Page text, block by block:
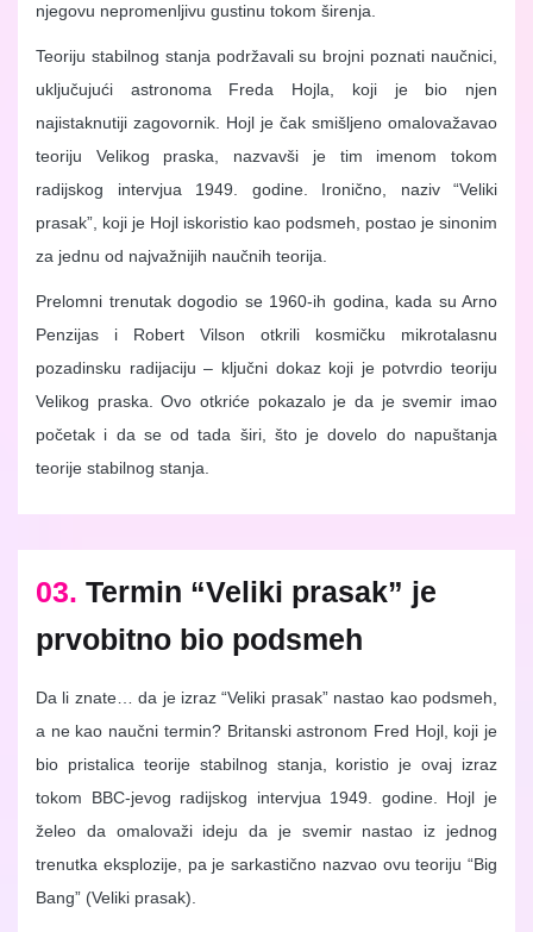
njegovu nepromenljivu gustinu tokom širenja.
Teoriju stabilnog stanja podržavali su brojni poznati naučnici,
uključujući astronoma Freda Hojla, koji je bio njen
najistaknutiji zagovornik. Hojl je čak smišljeno omalovažavao
teoriju Velikog praska, nazvavši je tim imenom tokom
radijskog intervjua 1949. godine. Ironično, naziv “Veliki
prasak”, koji je Hojl iskoristio kao podsmeh, postao je sinonim
za jednu od najvažnijih naučnih teorija.
Prelomni trenutak dogodio se 1960-ih godina, kada su Arno
Penzijas i Robert Vilson otkrili kosmičku mikrotalasnu
pozadinsku radijaciju – ključni dokaz koji je potvrdio teoriju
Velikog praska. Ovo otkriće pokazalo je da je svemir imao
početak i da se od tada širi, što je dovelo do napuštanja
teorije stabilnog stanja.
03. Termin “Veliki prasak” je
prvobitno bio podsmeh
Da li znate… da je izraz “Veliki prasak” nastao kao podsmeh,
a ne kao naučni termin? Britanski astronom Fred Hojl, koji je
bio pristalica teorije stabilnog stanja, koristio je ovaj izraz
tokom BBC-jevog radijskog intervjua 1949. godine. Hojl je
želeo da omalovaži ideju da je svemir nastao iz jednog
trenutka eksplozije, pa je sarkastično nazvao ovu teoriju “Big
Bang” (Veliki prasak).